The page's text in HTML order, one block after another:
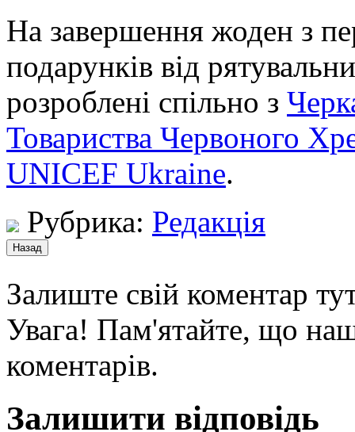
На завершення жоден з
подарунків від
розроблені спільно з
Товариства Червоного
UNICEF Ukraine.
Рубрика: Редакція
Залиште свій коментар
Увага! Пам'ятайте, що
коментарів.
Залишити відповідь